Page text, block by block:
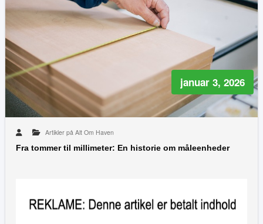
januar 3, 2026
Artikler på Alt Om Haven
Fra tommer til millimeter: En historie om måleenheder